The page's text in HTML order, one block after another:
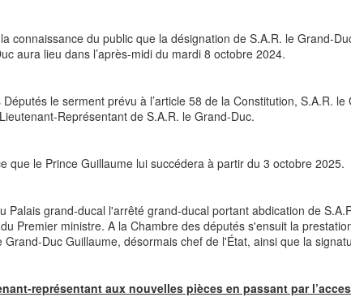
connaissance du public que la désignation de S.A.R. le Grand-
aura lieu dans l’après-midi du mardi 8 octobre 2024.
le serment prévu à l’article 58 de la Constitution, S.A.R.
Représentant de S.A.R. le Grand-Duc.
que le Prince Guillaume lui succédera à partir du 3 octobre 2025.
Palais grand-ducal l'arrêté grand-ducal portant abdication de
Premier ministre. A la Chambre des députés s'ensuit la
Duc Guillaume, désormais chef de l'État, ainsi que la
représentant aux nouvelles pièces en passant par